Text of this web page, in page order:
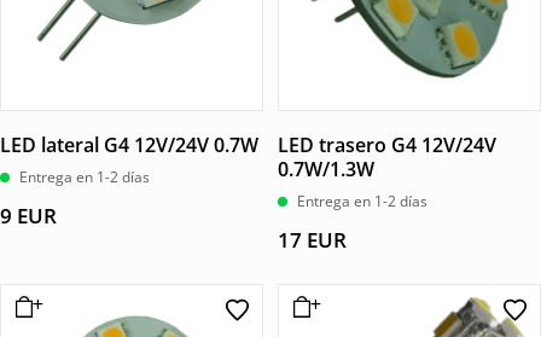
LED lateral G4 12V/24V 0.7W
Entrega en 1-2 días
9 EUR
LED trasero G4 12V/24V
0.7W/1.3W
Entrega en 1-2 días
17 EUR